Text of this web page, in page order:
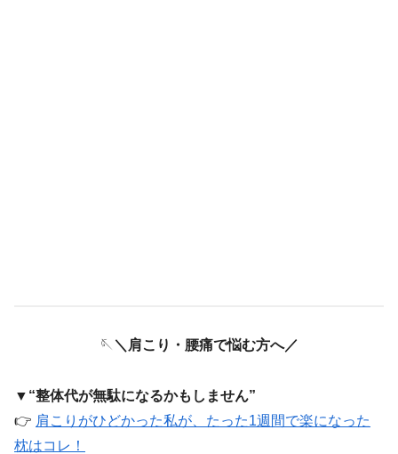
🪡 ＼肩こり・腰痛で悩む方へ／
▼“整体代が無駄になるかもしません”
👉 肩こりがひどかった私が、たった1週間で楽になった
枕はコレ！